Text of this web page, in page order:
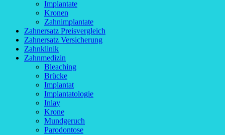
Implantate
Kronen
Zahnimplantate
Zahnersatz Preisvergleich
Zahnersatz Versicherung
Zahnklinik
Zahnmedizin
Bleaching
Brücke
Implantat
Implantatologie
Inlay
Krone
Mundgeruch
Parodontose